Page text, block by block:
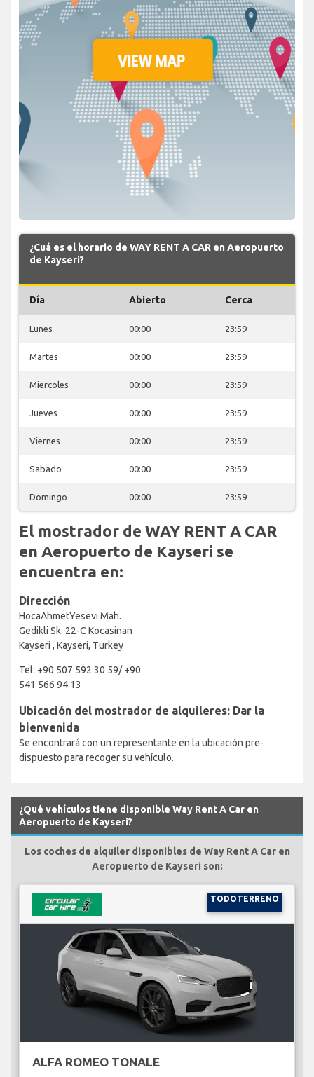
¿Cuá es el horario de WAY RENT A CAR en Aeropuerto
de Kayseri?
Día Abierto Cerca
Lunes 00:00 23:59
Martes 00:00 23:59
Miercoles 00:00 23:59
Jueves 00:00 23:59
Viernes 00:00 23:59
Sabado 00:00 23:59
Domingo 00:00 23:59
El mostrador de WAY RENT A CAR
en Aeropuerto de Kayseri se
encuentra en:
Dirección
HocaAhmetYesevi Mah.
Gedikli Sk. 22-C Kocasinan
Kayseri , Kayseri, Turkey
Tel: +90 507 592 30 59/ +90
541 566 94 13
Ubicación del mostrador de alquileres: Dar la
bienvenida
Se encontrará con un representante en la ubicación pre-
dispuesto para recoger su vehículo.
¿Qué vehículos tiene disponible Way Rent A Car en
Aeropuerto de Kayseri?
Los coches de alquiler disponibles de Way Rent A Car en
Aeropuerto de Kayseri son:
TODOTERRENO
ALFA ROMEO TONALE